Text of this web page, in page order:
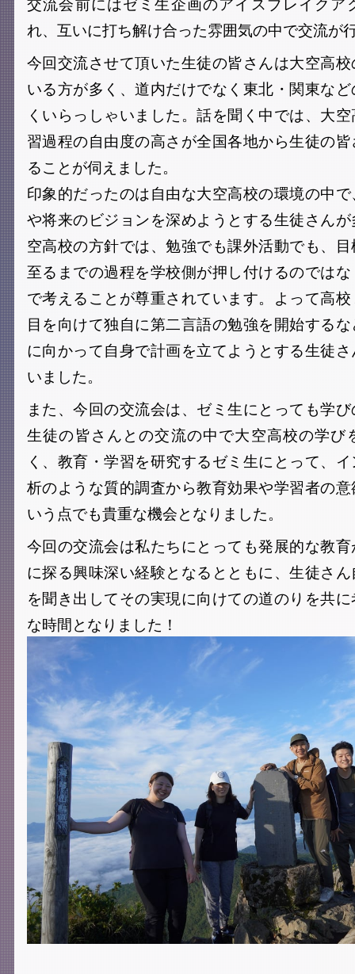
れ、互いに打ち解け合った雰囲気の中で交流が
今回交流させて頂いた生徒の皆さんは大空高
いる方が多く、道内だけでなく東北・関東な
くいらっしゃいました。話を聞く中では、大
習過程の自由度の高さが全国各地から生徒の
ることが伺えました。
印象的だったのは自由な大空高校の環境の中
や将来のビジョンを深めようとする生徒さん
空高校の方針では、勉強でも課外活動でも、
至るまでの過程を学校側が押し付けるのでは
で考えることが尊重されています。よって高
目を向けて独自に第二言語の勉強を開始する
に向かって自身で計画を立てようとする生徒
いました。
また、今回の交流会は、ゼミ生にとっても学
生徒の皆さんとの交流の中で大空高校の学び
く、教育・学習を研究するゼミ生にとって、
析のような質的調査から教育効果や学習者の
いう点でも貴重な機会となりました。
今回の交流会は私たちにとっても発展的な教
に探る興味深い経験となるとともに、生徒さ
を聞き出してその実現に向けての道のりを共
な時間となりました！